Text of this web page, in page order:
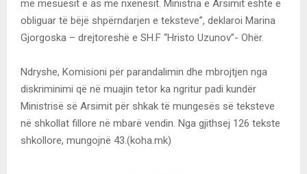
me mësuesit e as me nxënësit. Ministria e Arsimit është e
obliguar të bëjë shpërndarjen e teksteve”, deklaroi Marina
Gjorgoska – drejtoreshë e SH.F “Hristo Uzunov”- Ohër.
Ndryshe, Komisioni për parandalimin dhe mbrojtjen nga
diskriminimi që në muajin tetor ka ngritur padi kundër
Ministrisë së Arsimit për shkak të mungesës së teksteve
në shkollat fillore në mbarë vendin. Nga gjithsej 126 tekste
shkollore, mungojnë 43.(koha.mk)